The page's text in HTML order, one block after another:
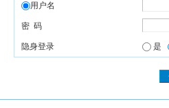
用户名
密 码
隐身登录 是